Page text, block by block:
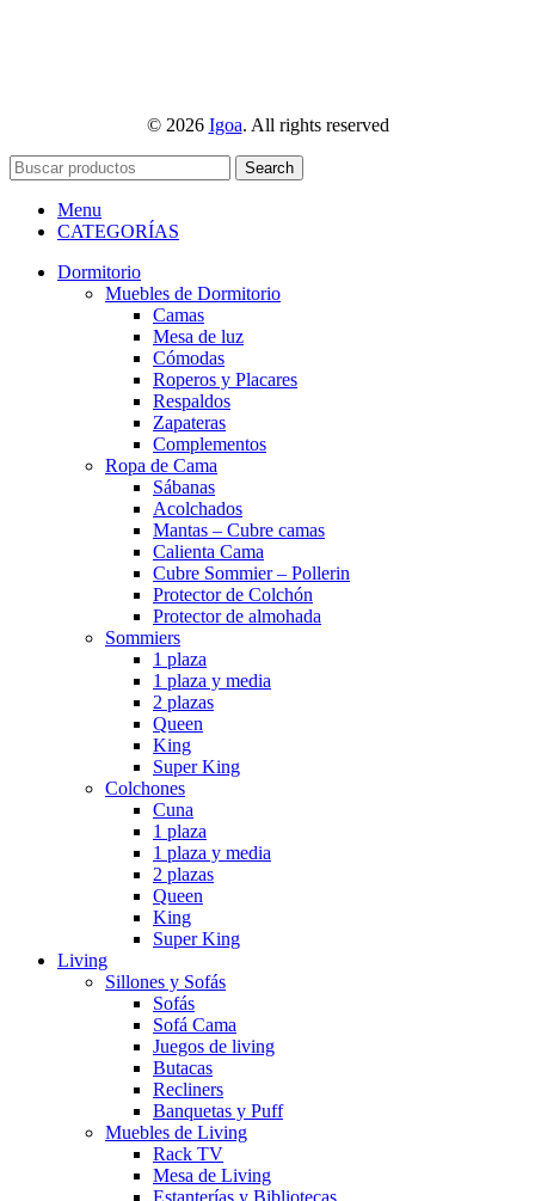
© 2026 Igoa. All rights reserved
Search
Menu
CATEGORÍAS
Dormitorio
Muebles de Dormitorio
Camas
Mesa de luz
Cómodas
Roperos y Placares
Respaldos
Zapateras
Complementos
Ropa de Cama
Sábanas
Acolchados
Mantas – Cubre camas
Calienta Cama
Cubre Sommier – Pollerin
Protector de Colchón
Protector de almohada
Sommiers
1 plaza
1 plaza y media
2 plazas
Queen
King
Super King
Colchones
Cuna
1 plaza
1 plaza y media
2 plazas
Queen
King
Super King
Living
Sillones y Sofás
Sofás
Sofá Cama
Juegos de living
Butacas
Recliners
Banquetas y Puff
Muebles de Living
Rack TV
Mesa de Living
Estanterías y Bibliotecas